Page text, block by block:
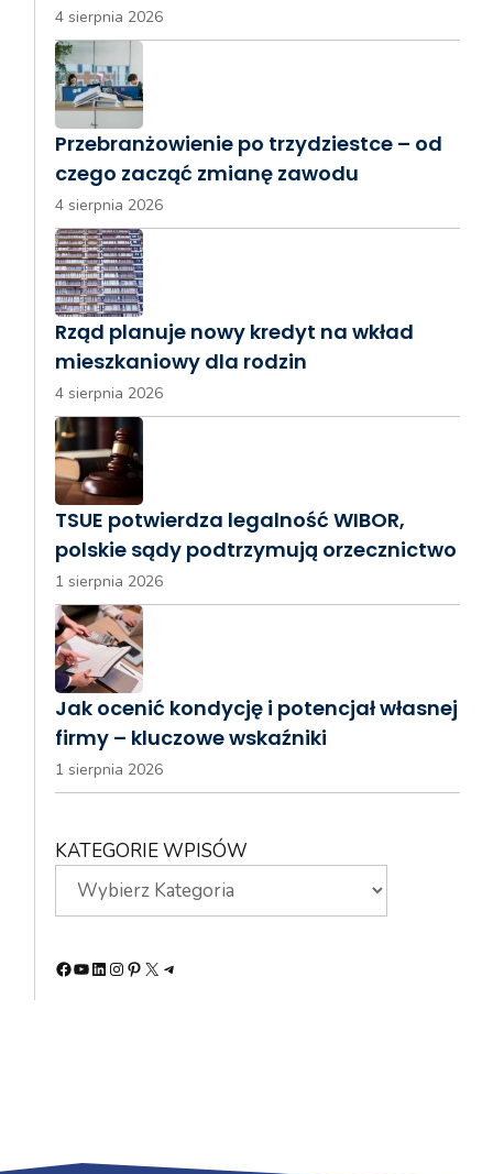
4 sierpnia 2026
Przebranżowienie po trzydziestce – od
czego zacząć zmianę zawodu
4 sierpnia 2026
Rząd planuje nowy kredyt na wkład
mieszkaniowy dla rodzin
4 sierpnia 2026
TSUE potwierdza legalność WIBOR,
polskie sądy podtrzymują orzecznictwo
1 sierpnia 2026
Jak ocenić kondycję i potencjał własnej
firmy – kluczowe wskaźniki
1 sierpnia 2026
KATEGORIE WPISÓW
Facebook
YouTube
LinkedIn
Instagram
Pinterest
X Telegram